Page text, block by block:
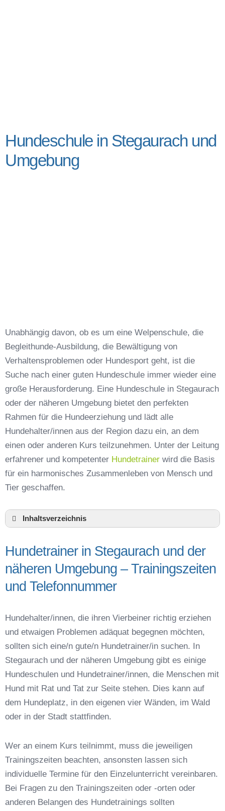
Hundeschule in Stegaurach und
Umgebung
Unabhängig davon, ob es um eine Welpenschule, die
Begleithunde-Ausbildung, die Bewältigung von
Verhaltensproblemen oder Hundesport geht, ist die
Suche nach einer guten Hundeschule immer wieder eine
große Herausforderung. Eine Hundeschule in Stegaurach
oder der näheren Umgebung bietet den perfekten
Rahmen für die Hundeerziehung und lädt alle
Hundehalter/innen aus der Region dazu ein, an dem
einen oder anderen Kurs teilzunehmen. Unter der Leitung
erfahrener und kompetenter Hundetrainer wird die Basis
für ein harmonisches Zusammenleben von Mensch und
Tier geschaffen.
Inhaltsverzeichnis
Hundetrainer in Stegaurach und der näheren
Umgebung – Trainingszeiten und
Telefonnummer
Das macht einen guten Hundetrainer aus
Hundetrainer Ausbildung in Stegaurach oder
online
Hundezubehör für das Training und
Hundespielzeug zur Beschäftigung
Preisvergleich der Hundeschulen in Stegaurach
Hundeschulen vs. Hundesportvereine in
Stegaurach
So findet man den richtigen Hundetrainer in
Hundeschule
Hundetrainer in Stegaurach und der
näheren Umgebung – Trainingszeiten
und Telefonnummer
Hundehalter/innen, die ihren Vierbeiner richtig erziehen
und etwaigen Problemen adäquat begegnen möchten,
sollten sich eine/n gute/n Hundetrainer/in suchen. In
Stegaurach und der näheren Umgebung gibt es einige
Hundeschulen und Hundetrainer/innen, die Menschen mit
Hund mit Rat und Tat zur Seite stehen. Dies kann auf
dem Hundeplatz, in den eigenen vier Wänden, im Wald
oder in der Stadt stattfinden.
Wer an einem Kurs teilnimmt, muss die jeweiligen
Trainingszeiten beachten, ansonsten lassen sich
individuelle Termine für den Einzelunterricht vereinbaren.
Bei Fragen zu den Trainingszeiten oder -orten oder
anderen Belangen des Hundetrainings sollten